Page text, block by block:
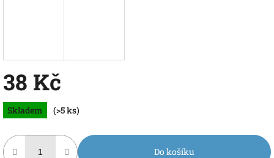
38 Kč
Měrná
cena:
Skladem (>5 ks)
Do košíku